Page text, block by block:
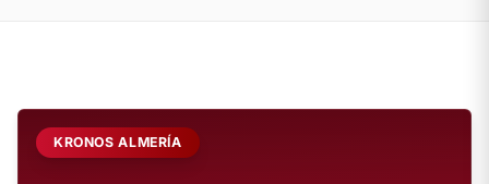
KRONOS ALMERÍA